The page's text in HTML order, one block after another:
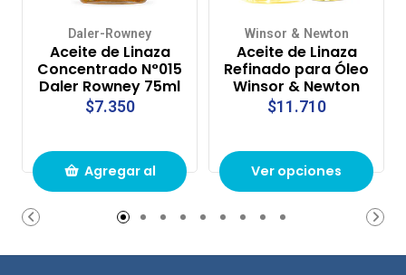
Daler-Rowney
Aceite de Linaza
Concentrado N°015
Daler Rowney 75ml
$7.350
Agregar al
carrito de
compras
Winsor & Newton
Aceite de Linaza
Refinado para Óleo
Winsor & Newton
$11.710
Ver opciones